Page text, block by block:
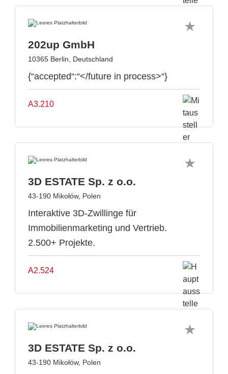
202up GmbH
10365 Berlin, Deutschland
{“accepted“:“</future in process>“}
A3.210
3D ESTATE Sp. z o.o.
43-190 Mikołów, Polen
Interaktive 3D-Zwillinge für
Immobilienmarketing und Vertrieb.
2.500+ Projekte.
A2.524
3D ESTATE Sp. z o.o.
43-190 Mikołów, Polen